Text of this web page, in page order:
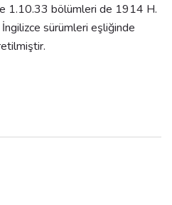
1.10.33 bölümleri de 1914 H.
sürümleri eşliğinde